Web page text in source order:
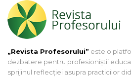
„Revista Profesorului” este o
dezbatere pentru profesioniștii
sprijinul reflecției asupra practicilor